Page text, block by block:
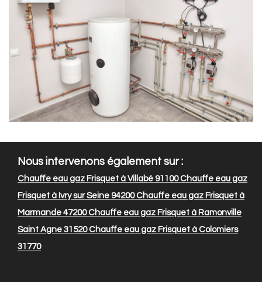
Nous intervenons également sur :
Chauffe eau gaz Frisquet à Villabé 91100Chauffe eau gaz
Frisquet à Ivry sur Seine 94200Chauffe eau gaz Frisquet à
Marmande 47200Chauffe eau gaz Frisquet à Ramonville
Saint Agne 31520Chauffe eau gaz Frisquet à Colomiers
31770